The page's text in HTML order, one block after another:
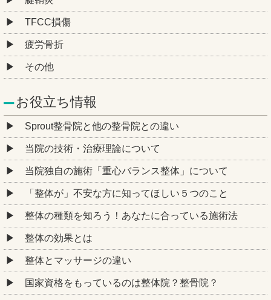
TFCC損傷
疲労骨折
その他
お役立ち情報
Sprout整骨院と他の整骨院との違い
当院の技術・治療理論について
当院独自の施術「重心バランス整体」について
「整体が」不安な方に知ってほしい５つのこと
整体の種類を知ろう！あなたに合っている施術法
整体の効果とは
整体とマッサージの違い
国家資格をもっているのは整体院？整骨院？